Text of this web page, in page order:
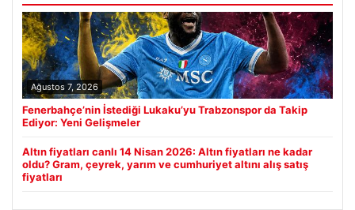
Ağustos 7, 2026
Fenerbahçe’nin İstediği Lukaku’yu Trabzonspor da Takip
Ediyor: Yeni Gelişmeler
Altın fiyatları canlı 14 Nisan 2026: Altın fiyatları ne kadar
oldu? Gram, çeyrek, yarım ve cumhuriyet altını alış satış
fiyatları